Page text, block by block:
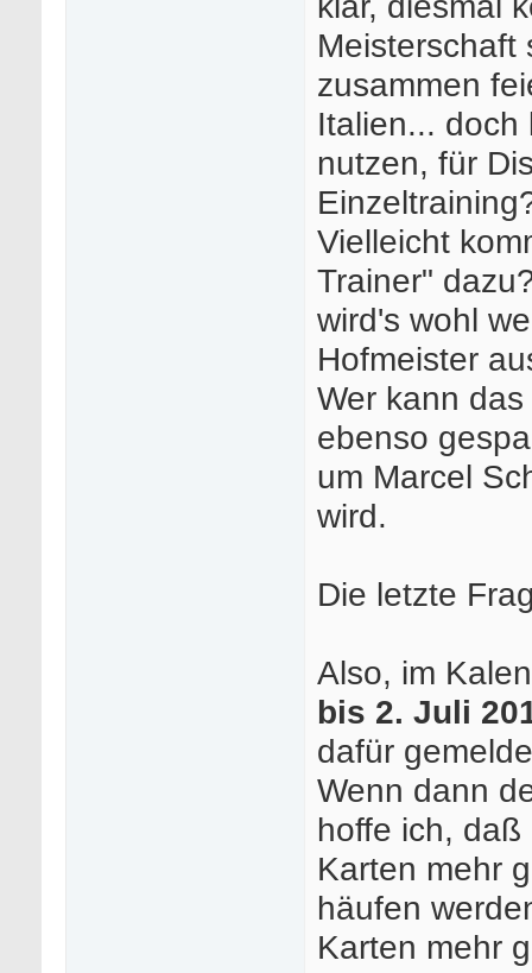
Meisterschaft
zusammen
Italien... doch
nutzen, für
Vielleicht
Trainer"
wird's wohl
Hofmeister
Wer kann
ebenso
um Marcel
wird.
Die letzte
Also, im
bis 2. Juli
dafür
Wenn dann
hoffe ich,
Karten mehr
häufen
Karten mehr